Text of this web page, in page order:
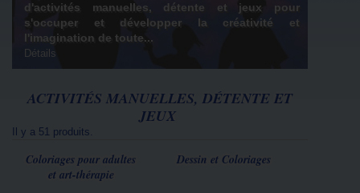
d'activités manuelles, détente et jeux pour
s'occuper et développer la créativité et
l'imagination de toute...
Détails
ACTIVITÉS MANUELLES, DÉTENTE ET
JEUX
Il y a 51 produits.
Coloriages pour adultes
et art-thérapie
Dessin et Coloriages